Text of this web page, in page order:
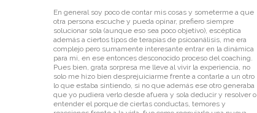
En general soy poco de contar mis cosas y someterme a que
otra persona escuche y pueda opinar, prefiero siempre
solucionar sola (aunque eso sea poco objetivo), escéptica
además a ciertos tipos de terapias de psicoanálisis, me era
complejo pero sumamente interesante entrar en la dinámica
para mi, en ese entonces desconocido proceso del coaching.
Pues bien, grata sorpresa me lleve al vivir la experiencia, no
solo me hizo bien desprejuiciarme frente a contarle a un otro
lo que estaba sintiendo, si no que además ese otro generaba
que yo pudiera verlo desde afuera y sola deducir y resolver o
entender el porque de ciertas conductas, temores y